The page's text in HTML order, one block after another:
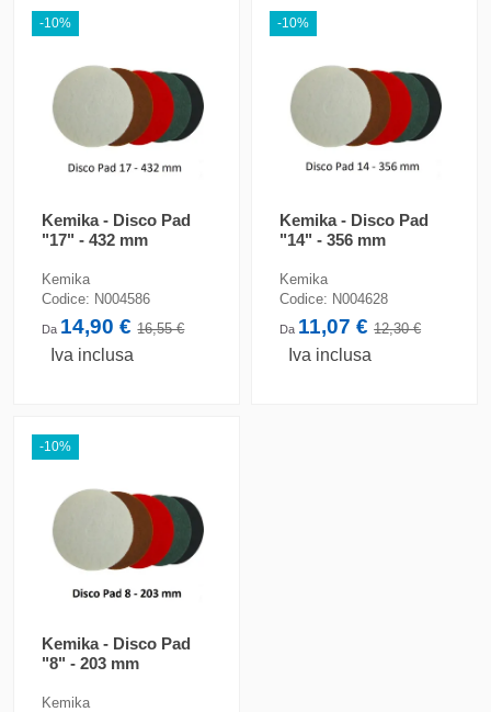
-10%
Kemika - Disco Pad
"17" - 432 mm
Kemika
Codice: N004586
Da 14,90 €16,55 €
Iva inclusa
-10%
Kemika - Disco Pad
"14" - 356 mm
Kemika
Codice: N004628
Da 11,07 €12,30 €
Iva inclusa
-10%
Kemika - Disco Pad
"8" - 203 mm
Kemika